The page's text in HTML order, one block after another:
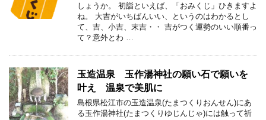
しょうか。 初詣といえば、「おみくじ」ひきますよ
ね。 大吉がいちばんいい、というのはわかるとし
て、吉、小吉、末吉・・ 吉がつく運勢のいい順番っ
て？意外とわ …
玉造温泉 玉作湯神社の願い石で願いを
叶え 温泉で美肌に
島根県松江市の玉造温泉(たまつくりおんせん)にあ
る玉作湯神社(たまつくりゆじんじゃ)には触って祈